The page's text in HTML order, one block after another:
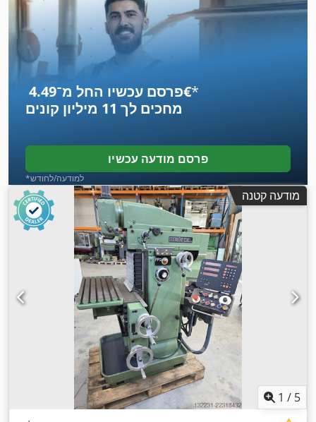
פרסם עכשיו החל מ־‏4.49 ‏€*
מחכים לך 11 מיליון קונים
פרסם מודעה עכשיו
*למודעה/לחודש
מודעה קטנה
1 / 5